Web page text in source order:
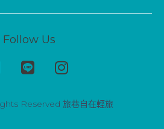
Follow Us
Reserved 旅巷自在輕旅